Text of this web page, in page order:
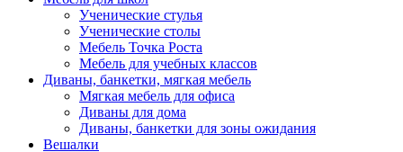
Ученические стулья
Ученические столы
Мебель Точка Роста
Мебель для учебных классов
Диваны, банкетки, мягкая мебель
Мягкая мебель для офиса
Диваны для дома
Диваны, банкетки для зоны ожидания
Вешалки